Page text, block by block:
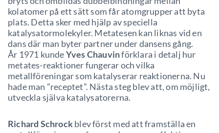
kolatomer på ett sätt som får atomgrupper att byta
plats. Detta sker med hjälp av speciella
katalysatormolekyler. Metatesen kan liknas vid en
dans där man byter partner under dansens gång.
År 1971 kundeYves Chauvinförklara i detalj hur
metates-reaktioner fungerar och vilka
metallföreningar som katalyserar reaktionerna. Nu
hade man ”receptet”. Nästa steg blev att, om möjligt,
utveckla själva katalysatorerna.
Richard Schrockblev först med att framställa en